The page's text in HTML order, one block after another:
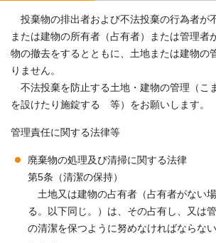
投棄物の排出者および不法投棄の行為者が
または建物の所有者（占有者）または管理者
物の撤去をするとともに、土地または建物の
りません。
不法投棄を防止する土地・建物の管理（こ
を設けたり施錠する 等）をお願いします。
管理責任に関する法律等
廃棄物の処理及び清掃に関する法律
第5条（清潔の保持）
土地又は建物の占有者（占有者がない
る。以下同じ。）は、その占有し、又は
の清潔を保つように努めなければならない